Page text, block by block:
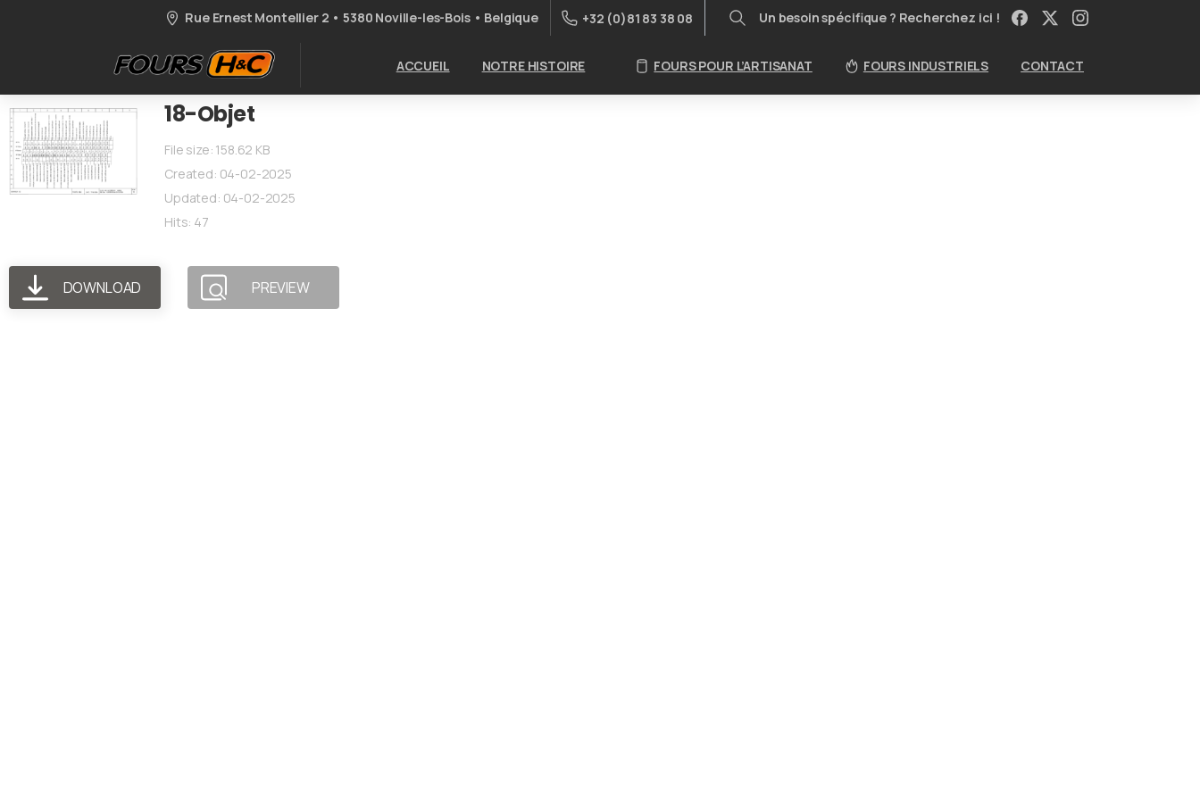
Rue Ernest Montellier 2 • 5380 Noville-les-Bois • Belgique +32 (0)81 83 38 08
Search
Un besoin spécifique ? Recherchez ici !
ACCUEIL NOTRE HISTOIRE FOURS POUR L’ARTISANAT FOURS INDUSTRIELS CONTACT
18-Objet
File size: 158.62 KB
Created: 04-02-2025
Updated: 04-02-2025
Hits: 47
DOWNLOAD PREVIEW